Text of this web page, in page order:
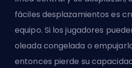
fáciles desplazamientos es
equipo. Si los jugadores
oleada congelada o
entonces pierde su